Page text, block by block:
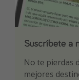
Suscríbete a
No te pierdas
mejores
Descarga
Sé el primero
¡Suscríbete
¡Recibe las
ti por